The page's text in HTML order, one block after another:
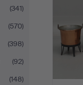
(341)
(570)
(398)
(92)
(148)